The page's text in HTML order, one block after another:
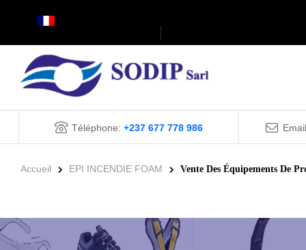
Téléphone:+237 677 778 986
Accueil EPI INCENDIE FOAM Vente Des Équipements De